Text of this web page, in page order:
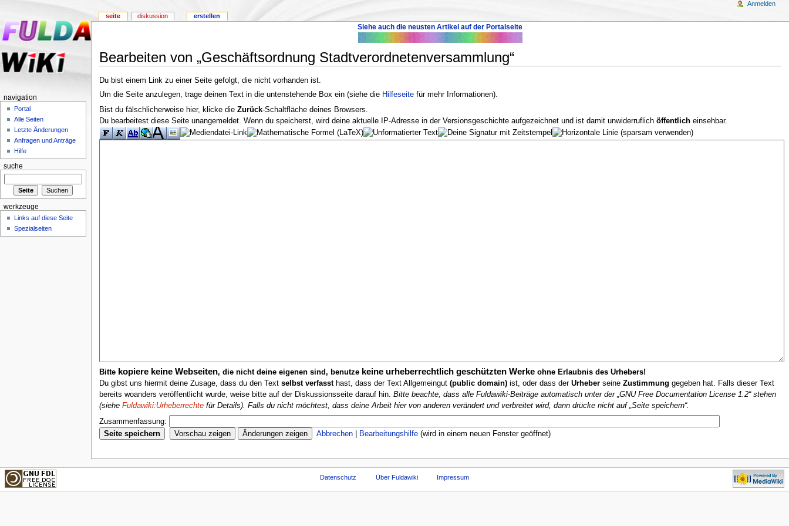
Siehe auch die neusten Artikel auf der Portalseite
Bearbeiten von „Geschäftsordnung Stadtverordnetenversammlung“
Du bist einem Link zu einer Seite gefolgt, die nicht vorhanden ist.
Um die Seite anzulegen, trage deinen Text in die untenstehende Box ein (siehe die Hilfeseitefür mehr Informationen).
Bist du fälschlicherweise hier, klicke die Zurück-Schaltfläche deines Browsers.
Du bearbeitest diese Seite unangemeldet. Wenn du speicherst, wird deine aktuelle IP-Adresse in der Versionsgeschichte aufgezeichnet und ist damit unwiderruflich öffentlicheinsehbar.
Bitte kopiere keine Webseiten, die nicht deine eigenen sind, benutze keine urheberrechtlich geschützten Werkeohne Erlaubnis des Urhebers!
Du gibst uns hiermit deine Zusage, dass du den Text selbst verfassthast, dass der Text Allgemeingut (public domain)ist, oder dass der Urheberseine Zustimmung gegeben hat. Falls dieser Text
bereits woanders veröffentlicht wurde, weise bitte auf der Diskussionsseite darauf hin. Bitte beachte, dass alle Fuldawiki-Beiträge automatisch unter der „GNU Free Documentation License 1.2“ stehen
(siehe Fuldawiki:Urheberrechtefür Details). Falls du nicht möchtest, dass deine Arbeit hier von anderen verändert und verbreitet wird, dann drücke nicht auf „Seite speichern“.
Zusammenfassung:
Abbrechen
Bearbeitungshilfe (wird in einem neuen Fenster geöffnet)
seite diskussion erstellen
Anmelden
navigation
Portal
Alle Seiten
Letzte Änderungen
Anfragen und Anträge
Hilfe
suche
werkzeuge
Links auf diese Seite
Spezialseiten
Datenschutz Über Fuldawiki Impressum